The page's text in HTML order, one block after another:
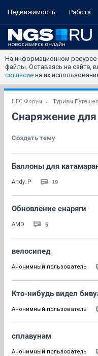
Недвижимость Работа
На информационном
файлы. Оставаясь на сайте,
согласие на их
НГС.Форум Туризм
Снаряжение для
Создать тему
Баллоны для
Andy_P 19
Обновление снаряги
AMD 5
велосипед
Анонимный пользователь
Кто-нибудь видел
Анонимный пользователь
сплавунам
Анонимный пользователь